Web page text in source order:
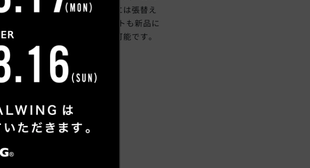
かと思います。 綺麗にするには張替え
麗になってしまいますしコストも新品に
れやひび割れでしたら補修可能です。